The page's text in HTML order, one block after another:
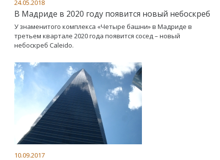
24.05.2018
В Мадриде в 2020 году появится новый небоскреб
У знаменитого комплекса «Четыре башни» в Мадриде в
третьем квартале 2020 года появится сосед – новый
небоскреб Caleidо.
10.09.2017